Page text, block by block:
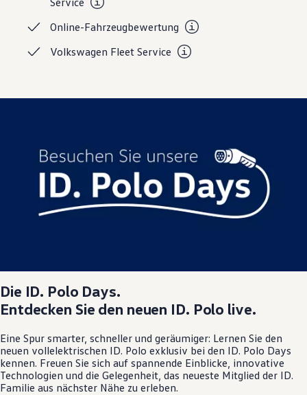
Online-Fahrzeugbewertung
Volkswagen FleetService
Die ID. Polo Days.
Entdecken Sie den neuen ID. Polo live.
Eine Spur smarter, schneller und geräumiger: Lernen Sie den
neuen vollelektrischen ID. Polo exklusiv bei den ID. Polo Days
kennen. Freuen Sie sich auf spannende Einblicke, innovative
Technologien und die Gelegenheit, das neueste Mitglied der ID.
Familie aus nächster Nähe zu erleben.